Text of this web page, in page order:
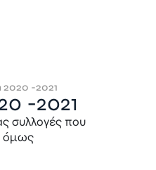
-2021
-2021
συλλογές που
όμως